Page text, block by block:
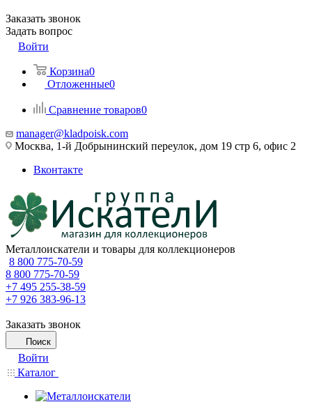
Заказать звонок
Задать вопрос
Войти
Корзина0
Отложенные0
Сравнение товаров0
manager@kladpoisk.com
Москва, 1-й Добрынинский переулок, дом 19 стр 6, офис 2
Вконтакте
Металлоискатели и товары для коллекционеров
8 800 775-70-59
8 800 775-70-59
+7 495 255-38-59
+7 926 383-96-13
Заказать звонок
Поиск
Войти
Каталог